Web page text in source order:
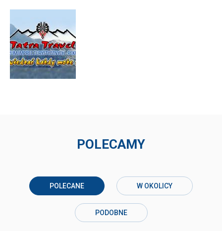
POLECAMY
POLECANE W OKOLICY
PODOBNE